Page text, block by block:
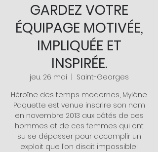
GARDEZ VOTRE
ÉQUIPAGE MOTIVÉE,
IMPLIQUÉE ET
INSPIRÉE.
jeu. 26 mai
Saint-Georges
Héroïne des temps modernes, Mylène
Paquette est venue inscrire son nom
en novembre 2013 aux côtés de ces
hommes et de ces femmes qui ont
su se dépasser pour accomplir un
exploit que l’on disait impossible!